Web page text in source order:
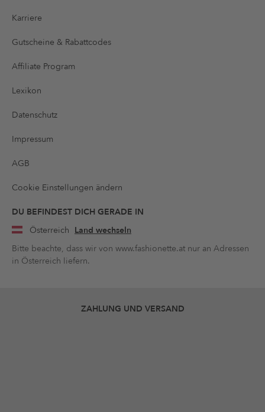
Karriere
Gutscheine & Rabattcodes
Affiliate Program
Lexikon
Datenschutz
Impressum
AGB
Cookie Einstellungen ändern
DU BEFINDEST DICH GERADE IN
Österreich Land wechseln
Bitte beachte, dass wir von www.fashionette.at nur an Adressen
in Österreich liefern.
ZAHLUNG UND VERSAND